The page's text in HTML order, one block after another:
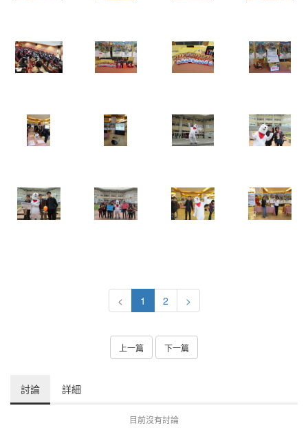
< 1 2 >
上一篇 下一篇
討論 詳細
目前沒有討論